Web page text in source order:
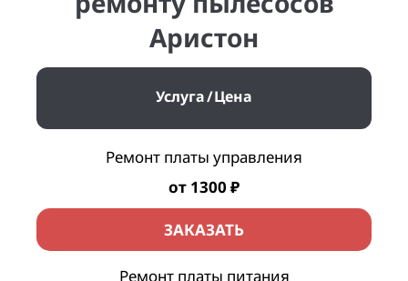
Аристон
Услуга Цена
Ремонт платы управления
от 1300 ₽
ЗАКАЗАТЬ
Ремонт платы питания